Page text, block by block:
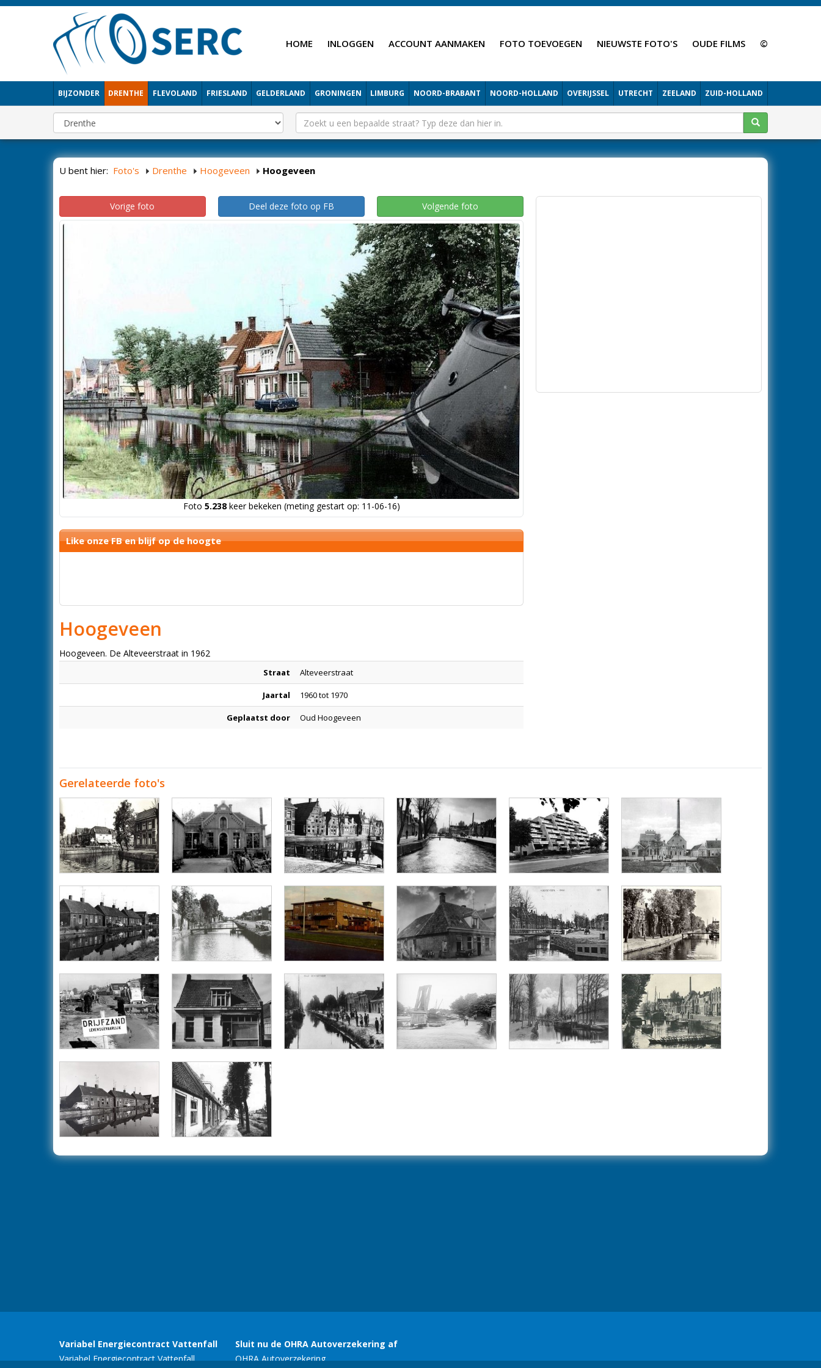
HOME INLOGGEN ACCOUNT AANMAKEN FOTO TOEVOEGEN NIEUWSTE FOTO'S OUDE FILMS ©
BIJZONDER DRENTHE FLEVOLAND FRIESLAND GELDERLAND GRONINGEN LIMBURG NOORD-BRABANT NOORD-HOLLAND OVERIJSSEL UTRECHT ZEELAND ZUID-HOLLAND
U bent hier: Foto's Drenthe Hoogeveen Hoogeveen
Vorige foto Deel deze foto op FB Volgende foto
Foto 5.238keer bekeken (meting gestart op: 11-06-16)
Like onze FB en blijf op de hoogte
Hoogeveen
Hoogeveen. De Alteveerstraat in 1962
Straat Alteveerstraat
Jaartal 1960 tot 1970
Geplaatst door Oud Hoogeveen
Gerelateerde foto's